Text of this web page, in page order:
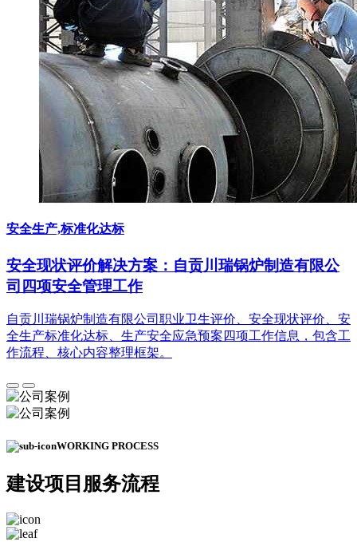
安全生产,标准化达标
安全现状评价解决方案：自贡川瑞锅炉制造有限公
司四项安全管理工作
自贡川瑞锅炉制造有限公司职业卫生评价、安全现状评价、安
全生产标准化达标、生产安全应急预案四项工作信息，包含工
作流程、核心内容整理框架。
WORKING PROCESS
建设项目 服务流程